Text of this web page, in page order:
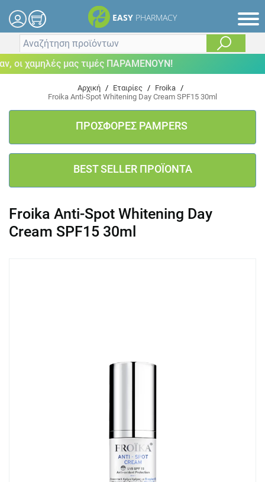
EASY PHARMACY
χαμηλές μας τιμές ΠΑΡΑΜΕΝΟΥΝ!
Αρχική / Εταιρίες / Froika /
Froika Anti-Spot Whitening Day Cream SPF15 30ml
ΠΡΟΣΦΟΡΕΣ PAMPERS
BEST SELLER ΠΡΟΪΟΝΤΑ
Froika Anti-Spot Whitening Day
Cream SPF15 30ml